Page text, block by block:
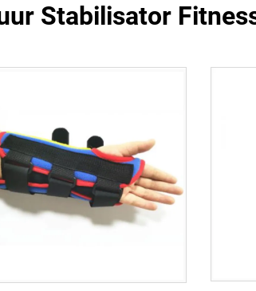
Stabilisator